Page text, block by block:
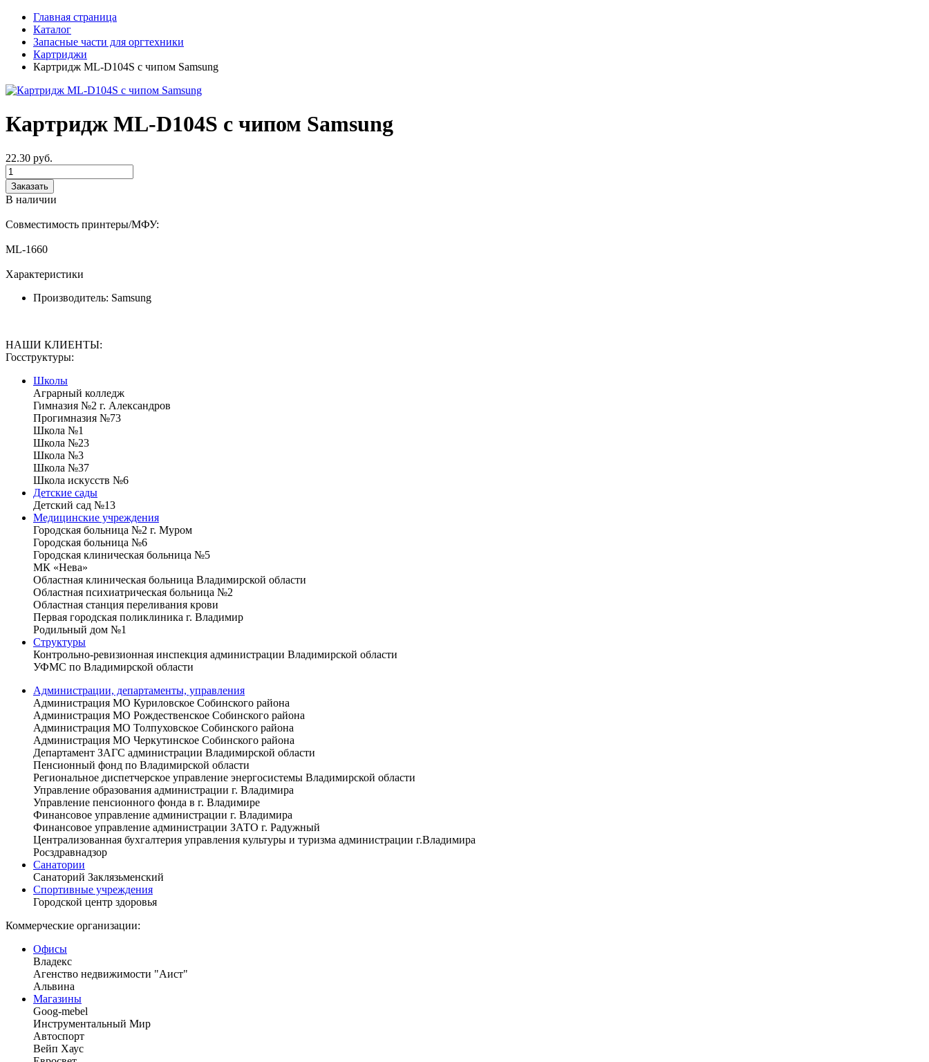
Главная страница
Каталог
Запасные части для оргтехники
Картриджи
Картридж ML-D104S с чипом Samsung
Картридж ML-D104S с чипом Samsung
22.30 руб.
Заказать
В наличии
Совместимость принтеры/МФУ:
ML-1660
Характеристики
Производитель: Samsung
НАШИ КЛИЕНТЫ:
Госструктуры:
Школы
Аграрный колледж
Гимназия №2 г. Александров
Прогимназия №73
Школа №1
Школа №23
Школа №3
Школа №37
Школа искусств №6
Детские сады
Детский сад №13
Медицинские учреждения
Городская больница №2 г. Муром
Городская больница №6
Городская клиническая больница №5
МК «Нева»
Областная клиническая больница Владимирской области
Областная психиатрическая больница №2
Областная станция переливания крови
Первая городская поликлиника г. Владимир
Родильный дом №1
Структуры
Контрольно-ревизионная инспекция администрации Владимирской области
УФМС по Владимирской области
Администрации, департаменты, управления
Администрация МО Куриловское Собинского района
Администрация МО Рождественское Собинского района
Администрация МО Толпуховское Собинского района
Администрация МО Черкутинское Собинского района
Департамент ЗАГС администрации Владимирской области
Пенсионный фонд по Владимирской области
Региональное диспетчерское управление энергосистемы Владимирской области
Управление образования администрации г. Владимира
Управление пенсионного фонда в г. Владимире
Финансовое управление администрации г. Владимира
Финансовое управление администрации ЗАТО г. Радужный
Централизованная бухгалтерия управления культуры и туризма администрации г.Владимира
Росздравнадзор
Санатории
Санаторий Заклязьменский
Спортивные учреждения
Городской центр здоровья
Коммерческие организации:
Офисы
Владекс
Агенство недвижимости "Аист"
Альвина
Магазины
Goog-mebel
Инструментальный Мир
Автоспорт
Вейп Хаус